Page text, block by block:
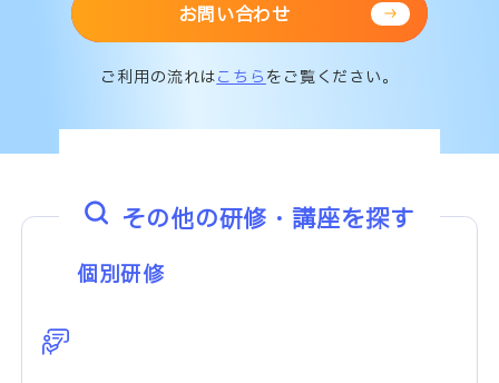
お問い合わせ
ご利用の流れはこちらをご覧ください。
その他の研修・講座を探す
個別研修